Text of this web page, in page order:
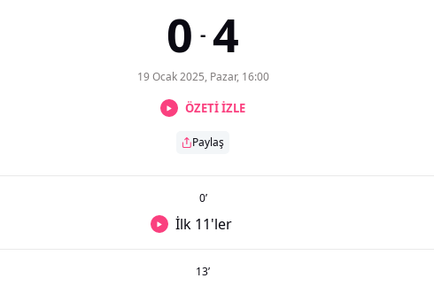
0 - 4
19 Ocak 2025, Pazar, 16:00
ÖZETİ İZLE
Paylaş
0’
İlk 11'ler
13’